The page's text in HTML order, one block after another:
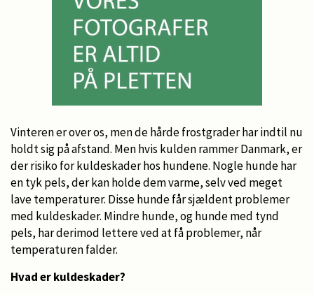
Vinteren er over os, men de hårde frostgrader har indtil nu
holdt sig på afstand. Men hvis kulden rammer Danmark, er
der risiko for kuldeskader hos hundene. Nogle hunde har
en tyk pels, der kan holde dem varme, selv ved meget
lave temperaturer. Disse hunde får sjældent problemer
med kuldeskader. Mindre hunde, og hunde med tynd
pels, har derimod lettere ved at få problemer, når
temperaturen falder.
Hvad er kuldeskader?